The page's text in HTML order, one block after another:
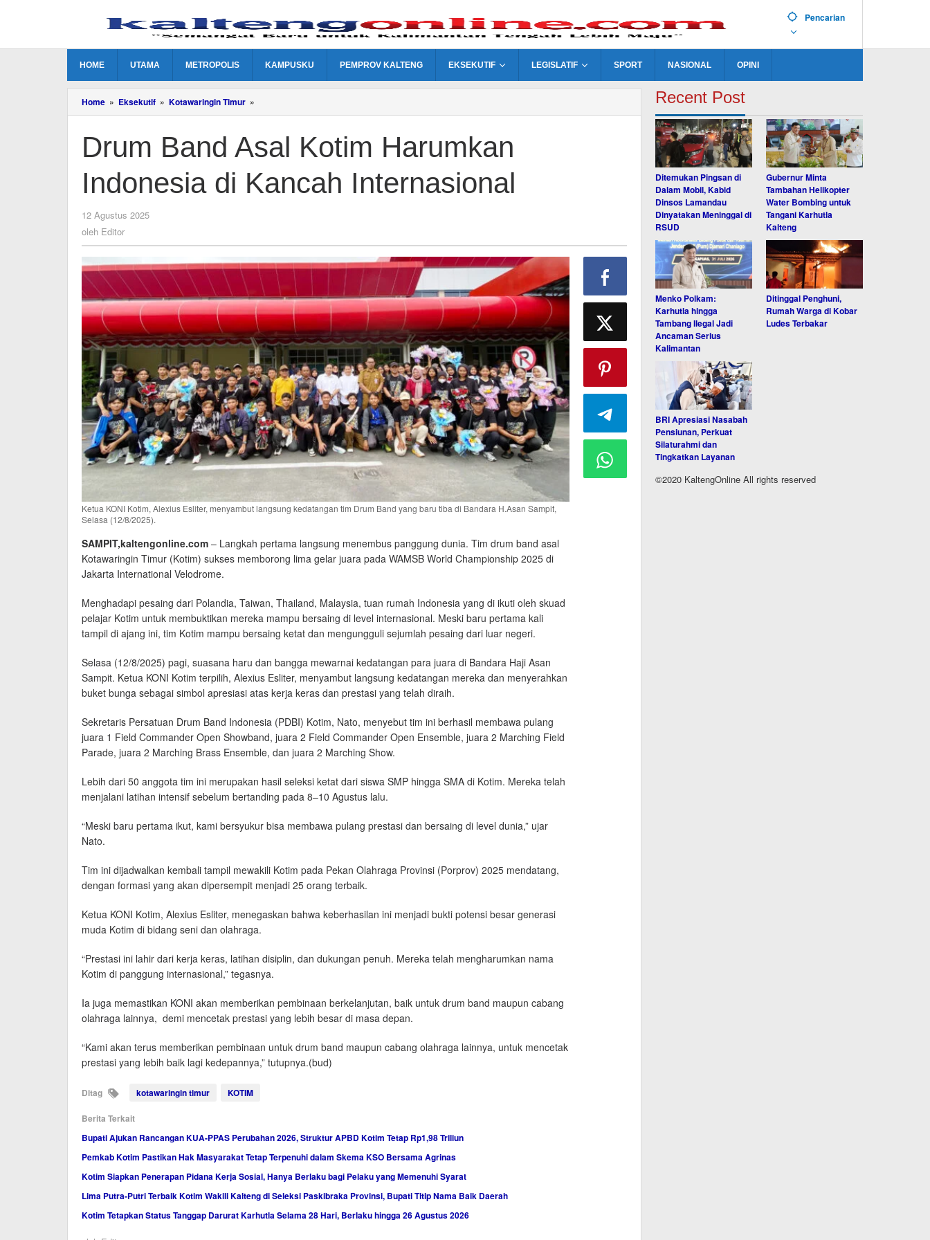
Pencarian
HOME UTAMA METROPOLIS KAMPUSKU PEMPROV KALTENG EKSEKUTIF LEGISLATIF SPORT NASIONAL OPINI
Home » Eksekutif » Kotawaringin Timur »
Band
Kotim
Harumkan
di
Kancah
Drum Band Asal Kotim Harumkan
Indonesia di Kancah Internasional
12 Agustus 2025
oleh Editor
Ketua KONI Kotim, Alexius Esliter, menyambut langsung kedatangan tim Drum Band yang baru tiba di Bandara H.Asan Sampit,
Selasa (12/8/2025).
SAMPIT,kaltengonline.com – Langkah pertama langsung menembus panggung dunia. Tim drum band asal
Kotawaringin Timur (Kotim) sukses memborong lima gelar juara pada WAMSB World Championship 2025 di
Jakarta International Velodrome.
Menghadapi pesaing dari Polandia, Taiwan, Thailand, Malaysia, tuan rumah Indonesia yang di ikuti oleh skuad
pelajar Kotim untuk membuktikan mereka mampu bersaing di level internasional. Meski baru pertama kali
tampil di ajang ini, tim Kotim mampu bersaing ketat dan mengungguli sejumlah pesaing dari luar negeri.
Selasa (12/8/2025) pagi, suasana haru dan bangga mewarnai kedatangan para juara di Bandara Haji Asan
Sampit. Ketua KONI Kotim terpilih, Alexius Esliter, menyambut langsung kedatangan mereka dan menyerahkan
buket bunga sebagai simbol apresiasi atas kerja keras dan prestasi yang telah diraih.
Sekretaris Persatuan Drum Band Indonesia (PDBI) Kotim, Nato, menyebut tim ini berhasil membawa pulang
juara 1 Field Commander Open Showband, juara 2 Field Commander Open Ensemble, juara 2 Marching Field
Parade, juara 2 Marching Brass Ensemble, dan juara 2 Marching Show.
Lebih dari 50 anggota tim ini merupakan hasil seleksi ketat dari siswa SMP hingga SMA di Kotim. Mereka telah
menjalani latihan intensif sebelum bertanding pada 8–10 Agustus lalu.
“Meski baru pertama ikut, kami bersyukur bisa membawa pulang prestasi dan bersaing di level dunia,” ujar
Nato.
Tim ini dijadwalkan kembali tampil mewakili Kotim pada Pekan Olahraga Provinsi (Porprov) 2025 mendatang,
dengan formasi yang akan dipersempit menjadi 25 orang terbaik.
Ketua KONI Kotim, Alexius Esliter, menegaskan bahwa keberhasilan ini menjadi bukti potensi besar generasi
muda Kotim di bidang seni dan olahraga.
“Prestasi ini lahir dari kerja keras, latihan disiplin, dan dukungan penuh. Mereka telah mengharumkan nama
Kotim di panggung internasional,” tegasnya.
Ia juga memastikan KONI akan memberikan pembinaan berkelanjutan, baik untuk drum band maupun cabang
olahraga lainnya, demi mencetak prestasi yang lebih besar di masa depan.
“Kami akan terus memberikan pembinaan untuk drum band maupun cabang olahraga lainnya, untuk mencetak
prestasi yang lebih baik lagi kedepannya,” tutupnya.(bud)
Ditag kotawaringin timur KOTIM
Berita Terkait
Bupati Ajukan Rancangan KUA-PPAS Perubahan 2026, Struktur APBD Kotim Tetap Rp1,98 Triliun
Pemkab Kotim Pastikan Hak Masyarakat Tetap Terpenuhi dalam Skema KSO Bersama Agrinas
Kotim Siapkan Penerapan Pidana Kerja Sosial, Hanya Berlaku bagi Pelaku yang Memenuhi Syarat
Lima Putra-Putri Terbaik Kotim Wakili Kalteng di Seleksi Paskibraka Provinsi, Bupati Titip Nama Baik Daerah
Kotim Tetapkan Status Tanggap Darurat Karhutla Selama 28 Hari, Berlaku hingga 26 Agustus 2026
Recent Post
Ditemukan Pingsan di
Dalam Mobil, Kabid
Dinsos Lamandau
Dinyatakan Meninggal di
RSUD
Gubernur Minta
Tambahan Helikopter
Water Bombing untuk
Tangani Karhutla
Kalteng
Menko Polkam:
Karhutla hingga
Tambang Ilegal Jadi
Ancaman Serius
Kalimantan
Ditinggal Penghuni,
Rumah Warga di Kobar
Ludes Terbakar
BRI Apresiasi Nasabah
Pensiunan, Perkuat
Silaturahmi dan
Tingkatkan Layanan
©2020 KaltengOnline All rights reserved